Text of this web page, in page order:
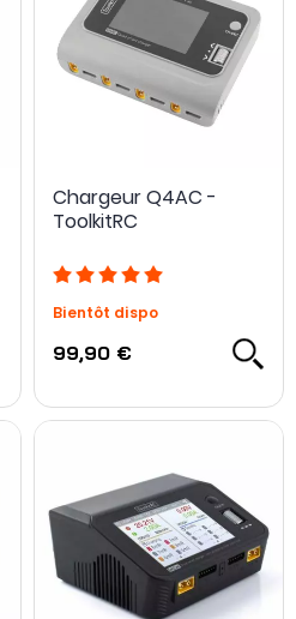
Chargeur Q4AC -
ToolkitRC
Bientôt dispo
99,90 €